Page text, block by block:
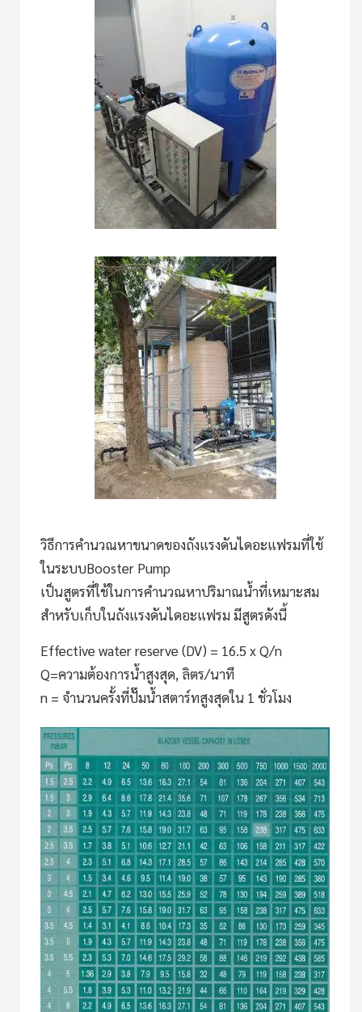
วิธีการคำนวณหาขนาดของถังแรงดันไดอะแฟรมที่ใช้
ในระบบBooster Pump
เป็นสูตรที่ใช้ในการคำนวณหาปริมาณน้ำที่เหมาะสม
สำหรับเก็บในถังแรงดันไดอะแฟรม มีสูตรดังนี้
Effective water reserve (DV) = 16.5 x Q/n
Q=ความต้องการน้ำสูงสุด, ลิตร/นาที
n = จำนวนครั้งที่ปั๊มน้ำสตาร์ทสูงสุดใน 1 ชั่วโมง